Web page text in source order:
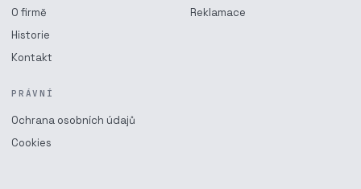
O firmě
Historie
Kontakt
Reklamace
PRÁVNÍ
Ochrana osobních údajů
Cookies